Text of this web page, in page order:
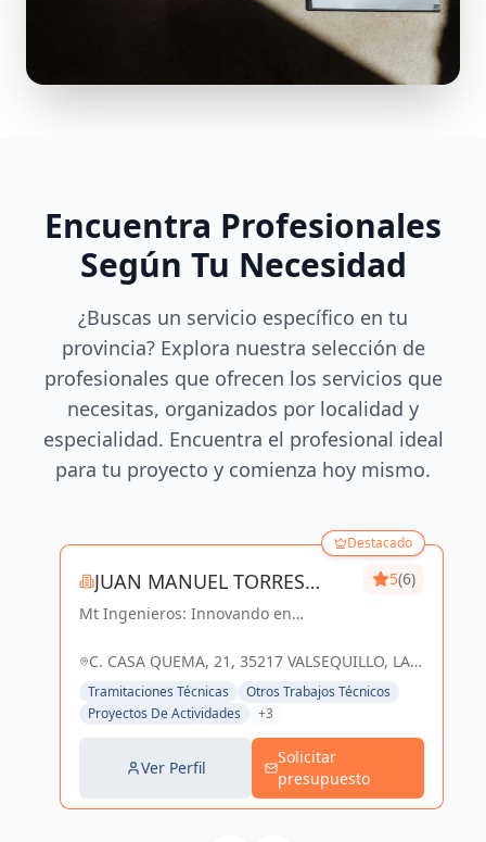
Encuentra Profesionales
Según Tu Necesidad
¿Buscas un servicio específico en tu
provincia? Explora nuestra selección de
profesionales que ofrecen los servicios que
necesitas, organizados por localidad y
especialidad. Encuentra el profesional ideal
para tu proyecto y comienza hoy mismo.
Destacado
JUAN MANUEL TORRES
SANCHEZ
Mt Ingenieros: Innovando en
sostenible en Las Palmas y
5(6)
C. CASA QUEMA, 21, 35217 VALSEQUILLO, LAS
PALMAS, ESPAÑA, España
Tramitaciones Técnicas
Otros Trabajos Técnicos
Proyectos De Actividades
+3
Ver Perfil
Solicitar
presupuesto